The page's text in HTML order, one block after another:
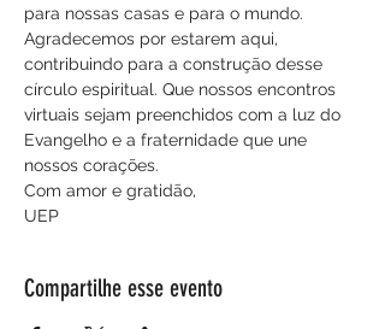
para nossas casas e para o mundo.
Agradecemos por estarem aqui,
contribuindo para a construção desse
círculo espiritual. Que nossos encontros
virtuais sejam preenchidos com a luz do
Evangelho e a fraternidade que une
nossos corações.
Com amor e gratidão,
UEP
Compartilhe esse evento